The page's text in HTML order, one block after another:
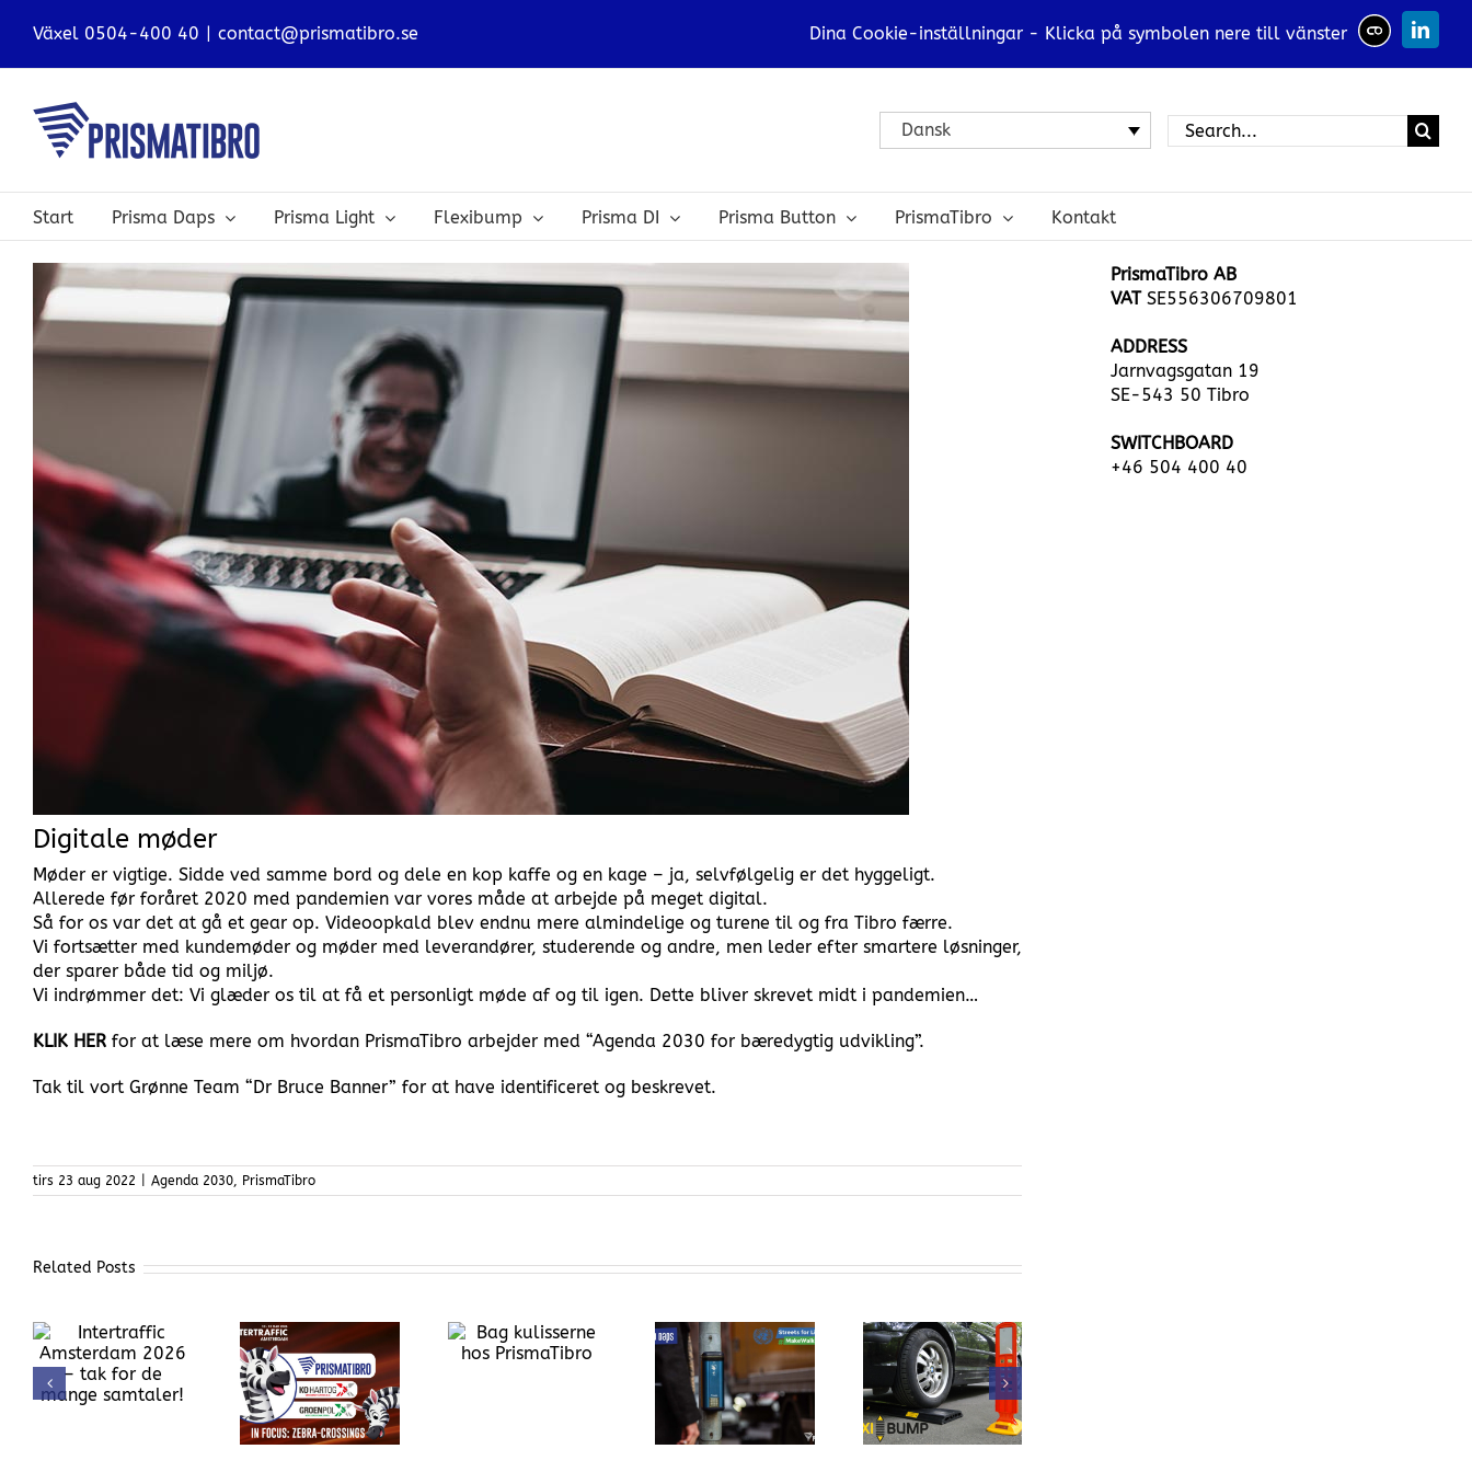
Växel 0504-400 40 | contact@prismatibro.se Dina Cookie-inställningar - Klicka på symbolen nere till vänster
Dansk
Search
for:
Start Prisma Daps Prisma Light Flexibump Prisma DI Prisma Button PrismaTibro Kontakt
Digitale møder
Møder er vigtige. Sidde ved samme bord og dele en kop kaffe og en kage – ja, selvfølgelig er det hyggeligt.
Allerede før foråret 2020 med pandemien var vores måde at arbejde på meget digital.
Så for os var det at gå et gear op. Videoopkald blev endnu mere almindelige og turene til og fra Tibro færre.
Vi fortsætter med kundemøder og møder med leverandører, studerende og andre, men leder efter smartere løsninger,
der sparer både tid og miljø.
Vi indrømmer det: Vi glæder os til at få et personligt møde af og til igen. Dette bliver skrevet midt i pandemien…
KLIK HERfor at læse mere om hvordan PrismaTibro arbejder med “Agenda 2030 for bæredygtig udvikling”.
Tak til vort Grønne Team “Dr Bruce Banner” for at have identificeret og beskrevet.
tirs 23 aug 2022 Agenda 2030, PrismaTibro
Related Posts
PrismaTibro
udstiller:
Intertraffic
Bag kulisserne
hos PrismaTibro
Flexibump –
Løsningen til
høje
hastigheder i
dit område
Automatisk
termosikring i
Prisma Button
PrismaTibro AB
VATSE556306709801
ADDRESS
Jarnvagsgatan 19
SE-543 50 Tibro
SWITCHBOARD
+46 504 400 40